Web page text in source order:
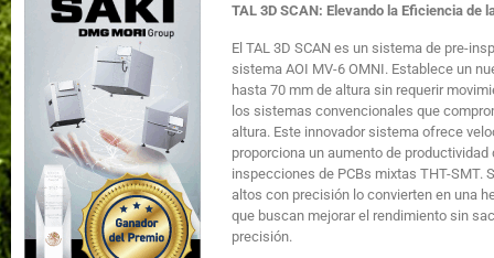
TAL 3D SCAN: Elevando la Eficiencia de
El TAL 3D SCAN es un sistema de pre-
sistema AOI MV-6 OMNI. Establece un
hasta 70 mm de altura sin requerir
los sistemas convencionales que
altura. Este innovador sistema ofrece
proporciona un aumento de
inspecciones de PCBs mixtas THT-SMT.
altos con precisión lo convierten en una
que buscan mejorar el rendimiento sin